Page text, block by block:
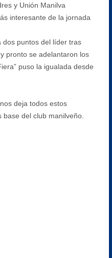
y Unión Manilva
interesante de la jornada
dos puntos del líder tras
pronto se adelantaron los
puso la igualada desde
deja todos estos
del club manilveño.